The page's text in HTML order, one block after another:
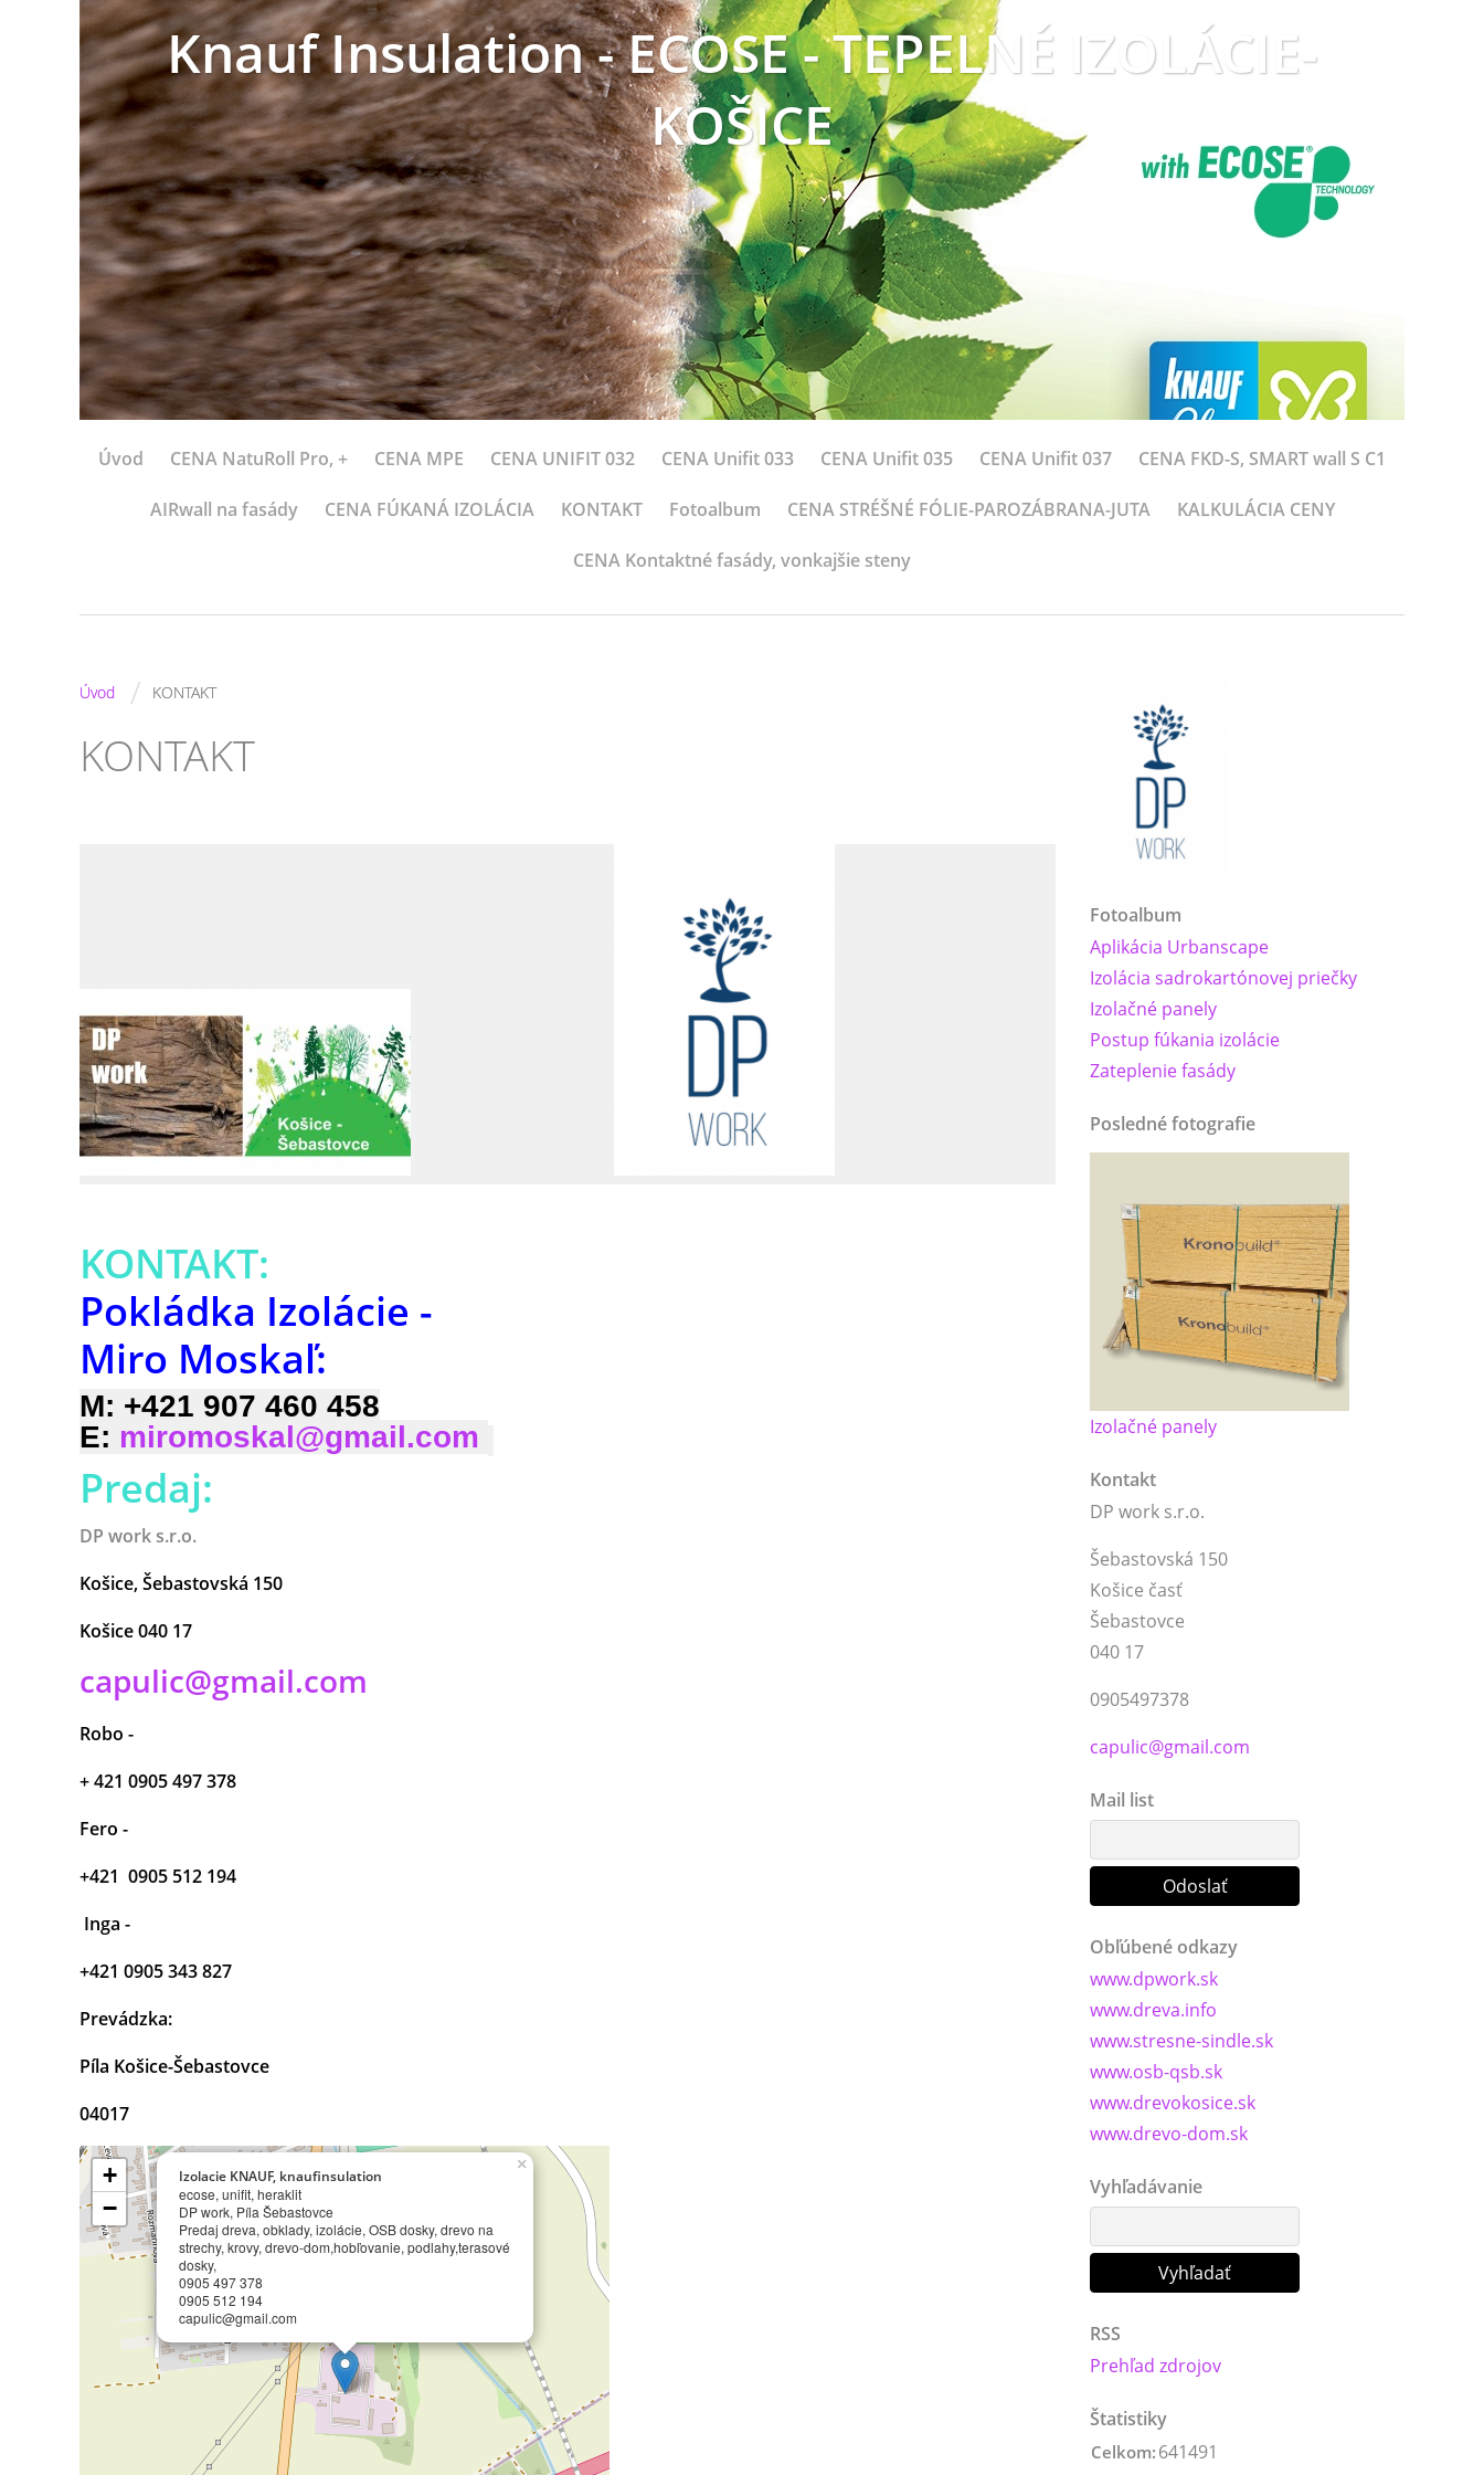
Knauf Insulation - ECOSE - TEPELNÉ IZOLÁCIE-
KOŠICE
Úvod CENA NatuRoll Pro, + CENA MPE CENA UNIFIT 032 CENA Unifit 033 CENA Unifit 035 CENA Unifit 037 CENA FKD-S, SMART wall S C1
AIRwall na fasády CENA FÚKANÁ IZOLÁCIA KONTAKT Fotoalbum CENA STRÉŠNÉ FÓLIE-PAROZÁBRANA-JUTA KALKULÁCIA CENY
CENA Kontaktné fasády, vonkajšie steny
Úvod / KONTAKT
KONTAKT
KONTAKT:
Pokládka Izolácie -
Miro Moskaľ:
M: +421 907 460 458
E: miromoskal@gmail.com
Predaj:
DP work s.r.o.
Košice, Šebastovská 150
Košice 040 17
capulic@gmail.com
Robo -
+ 421 0905 497 378
Fero -
+421 0905 512 194
Inga -
+421 0905 343 827
Prevádzka:
Píla Košice-Šebastovce
04017
Izolacie KNAUF, knaufinsulation
ecose, unifit, heraklit
DP work, Píla Šebastovce
Predaj dreva, obklady, izolácie, OSB dosky, drevo na
strechy, krovy, drevo-dom,hobľovanie, podlahy,terasové
dosky,
0905 497 378
0905 512 194
capulic@gmail.com
×
+
−
Fotoalbum
Aplikácia Urbanscape
Izolácia sadrokartónovej priečky
Izolačné panely
Postup fúkania izolácie
Zateplenie fasády
Posledné fotografie
Izolačné panely
Kontakt
DP work s.r.o.
Šebastovská 150
Košice časť
Šebastovce
040 17
0905497378
capulic@gmail.com
Mail list
Obľúbené odkazy
www.dpwork.sk
www.dreva.info
www.stresne-sindle.sk
www.osb-qsb.sk
www.drevokosice.sk
www.drevo-dom.sk
Vyhľadávanie
RSS
Prehľad zdrojov
Štatistiky
Celkom: 641491